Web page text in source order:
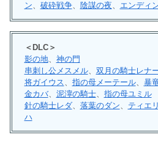
ン、 破砕戦争、 陰謀の夜、 エンディ
＜DLC＞
影の地、 神の門
串刺し公メスメル、 双月の騎士レナ
将ガイウス
指の母メーテール、 暴
金カバ、 泥濘の騎士、 指の母ユミル
針の騎士レダ、 落葉のダン ティエ
ハ